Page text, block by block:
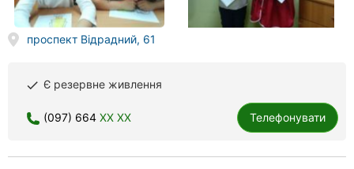
проспект Відрадний, 61
done Є резервне живлення
(097) 664 XX XX Телефонувати